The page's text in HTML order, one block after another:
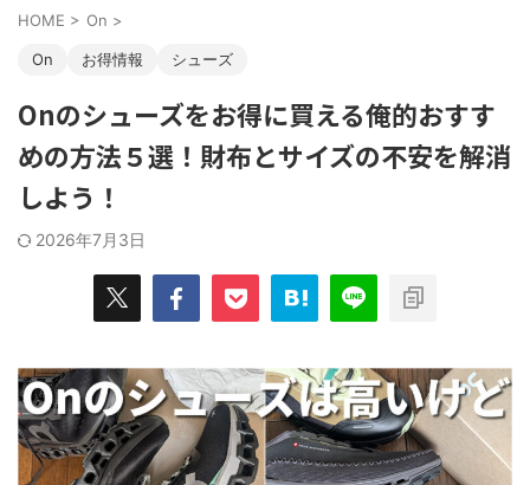
。 まさか
たんだ。
やっていき
とで、
ったモノ
と紹介して
すぎる問題を解決してくれた消臭アイ
みを解決した"俺的"おすすめの消臭グ
ッズ７選！ 自分の足の臭さがメガト
ン級に近い人ほど、 ...
グシューズ
OKだ。 ...
HOME > On >
On お得情報 シューズ
Onのシューズをお得に買える俺的おすす
めの方法５選！財布とサイズの不安を解消
しよう！
2026年7月3日